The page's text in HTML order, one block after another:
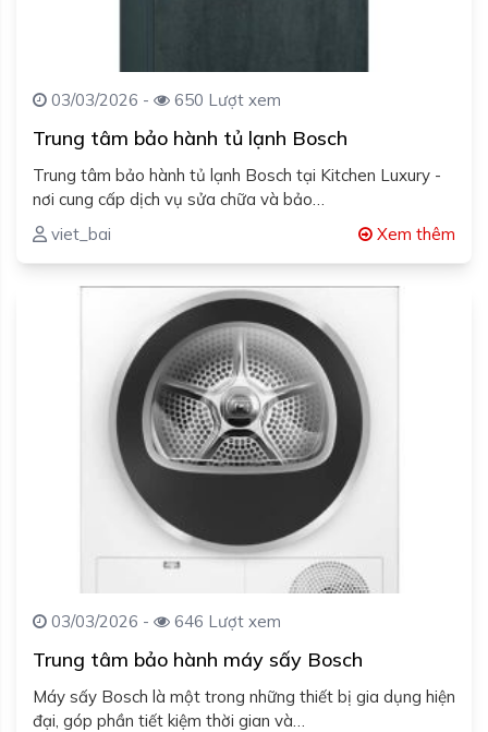
03/03/2026 - 650 Lượt xem
Trung tâm bảo hành tủ lạnh Bosch
Trung tâm bảo hành tủ lạnh Bosch tại Kitchen Luxury -
nơi cung cấp dịch vụ sửa chữa và bảo…
viet_bai
Xem thêm
03/03/2026 - 646 Lượt xem
Trung tâm bảo hành máy sấy Bosch
Máy sấy Bosch là một trong những thiết bị gia dụng hiện
đại, góp phần tiết kiệm thời gian và…